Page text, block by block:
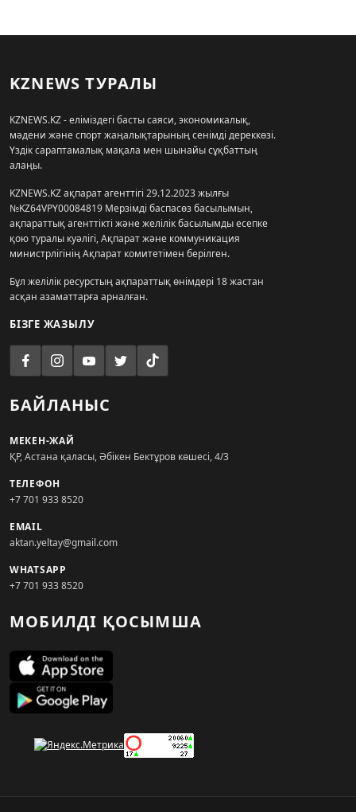
KZNEWS ТУРАЛЫ
KZNEWS.KZ - еліміздегі басты саяси, экономикалық,
мәдени және спорт жаңалықтарының сенімді дереккөзі.
Үздік сараптамалық мақала мен шынайы сұқбаттың
алаңы.
KZNEWS.KZ ақпарат агенттігі 29.12.2023 жылғы
№KZ64VPY00084819 Мерзімді баспасөз басылымын,
ақпараттық агенттікті және желілік басылымды есепке
қою туралы куәлігі, Ақпарат және коммуникация
министрлігінің Ақпарат комитетімен берілген.
Бұл желілік ресурстың ақпараттық өнімдері 18 жастан
асқан азаматтарға арналған.
БІЗГЕ ЖАЗЫЛУ
БАЙЛАНЫС
МЕКЕН-ЖАЙ
ҚР, Астана қаласы, Әбікен Бектұров көшесі, 4/3
ТЕЛЕФОН
+7 701 933 8520
EMAIL
aktan.yeltay@gmail.com
WHATSAPP
+7 701 933 8520
МОБИЛДІ ҚОСЫМША